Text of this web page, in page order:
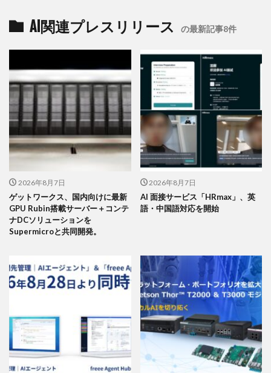
AI関連プレスリリース の最新記事8件
2026年8月7日
ゲットワークス、国内向けに最新
GPU Rubin搭載サーバー＋コンテ
ナDCソリューションを
Supermicroと共同開発。
2026年8月7日
AI 面接サービス「HRmax」、英
語・中国語対応を開始